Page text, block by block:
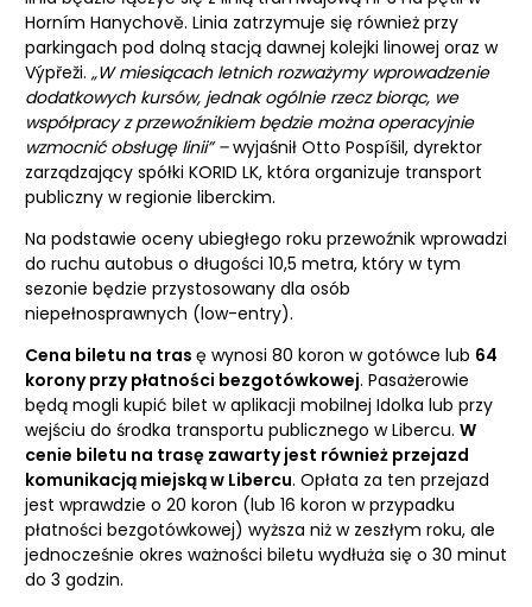
Horním Hanychově. Linia zatrzymuje się również przy
parkingach pod dolną stacją dawnej kolejki linowej oraz w
Výpřeži. „W miesiącach letnich rozważymy wprowadzenie
dodatkowych kursów, jednak ogólnie rzecz biorąc, we
współpracy z przewoźnikiem będzie można operacyjnie
wzmocnić obsługę linii” –wyjaśnił Otto Pospíšil, dyrektor
zarządzający spółki KORID LK, która organizuje transport
publiczny w regionie liberckim.
Na podstawie oceny ubiegłego roku przewoźnik wprowadzi
do ruchu autobus o długości 10,5 metra, który w tym
sezonie będzie przystosowany dla osób
niepełnosprawnych (low-entry).
Cena biletu na tras ę wynosi 80 koron w gotówce lub 64
korony przy płatności bezgotówkowej. Pasażerowie
będą mogli kupić bilet w aplikacji mobilnej Idolka lub przy
wejściu do środka transportu publicznego w Libercu. W
cenie biletu na trasę zawarty jest również przejazd
komunikacją miejską w Libercu. Opłata za ten przejazd
jest wprawdzie o 20 koron (lub 16 koron w przypadku
płatności bezgotówkowej) wyższa niż w zeszłym roku, ale
jednocześnie okres ważności biletu wydłuża się o 30 minut
do 3 godzin.